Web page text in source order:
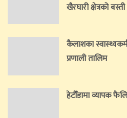
खैरघारी क्षेत्रको
कैलाशका
प्रणाली तालिम
हेटौँडामा व्यापक